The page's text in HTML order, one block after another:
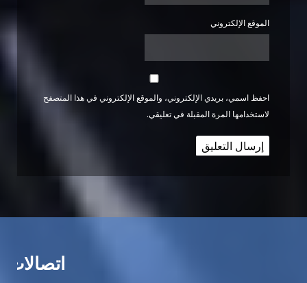
الموقع الإلكتروني
احفظ اسمي، بريدي الإلكتروني، والموقع الإلكتروني في هذا المتصفح
لاستخدامها المرة المقبلة في تعليقي.
اتصالات